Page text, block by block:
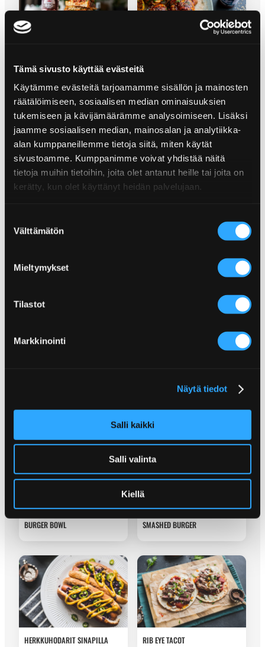
Tämä sivusto käyttää evästeitä
Käytämme evästeitä tarjoamamme sisällön ja mainosten
räätälöimiseen, sosiaalisen median ominaisuuksien
tukemiseen ja kävijämäärämme analysoimiseen. Lisäksi
jaamme sosiaalisen median, mainosalan ja analytiikka-
alan kumppaneillemme tietoja siitä, miten käytät
sivustoamme. Kumppanimme voivat yhdistää näitä
tietoja muihin tietoihin, joita olet antanut heille tai joita on
kerätty, kun olet käyttänyt heidän palvelujaan.
valinta
Välttämätön
Mieltymykset
Tilastot
Markkinointi
Näytä tiedot
Salli kaikki
Salli valinta
Kiellä
PAISTILEIKKEET
HODARI COLESLAWLLA SLOPPY JOE
CAJUN-ORZOKANA CHEDDARDIPPI
BURGER BOWL SMASHED BURGER
HERKKUHODARIT SINAPILLA RIB EYE TACOT